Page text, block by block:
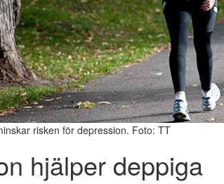
risken för depression. Foto: TT
hjälper deppiga